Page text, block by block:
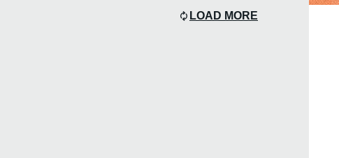
LOAD MORE